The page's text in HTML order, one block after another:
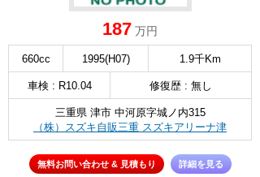
187 万円
660cc 1995(H07) 1.9千Km
車検 : R10.04 修復歴 : 無し
三重県 津市 中河原字城ノ内315
（株）スズキ自販三重 スズキアリーナ津
無料お問い合わせ & 見積もり 詳細を見る